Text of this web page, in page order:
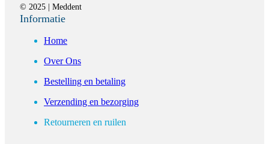
© 2025 | Meddent
Informatie
Home
Over Ons
Bestelling en betaling
Verzending en bezorging
Retourneren en ruilen